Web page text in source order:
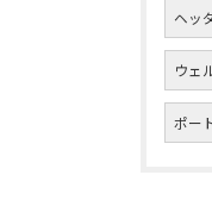
ヘッ
ウェ
ポー